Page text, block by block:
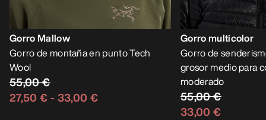
Gorro Mallow
Gorro de montaña en punto Tech
Wool
55,00 €
27,50 €- 33,00 €
Gorro multicolor
Gorro de
grosor medio para
moderado
55,00 €
33,00 €